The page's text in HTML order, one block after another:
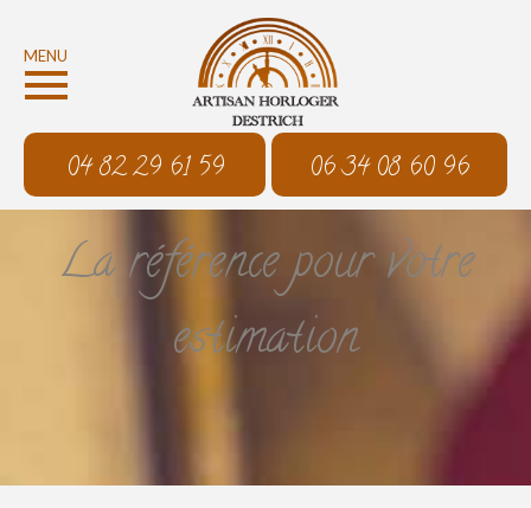
MENU
04 82 29 61 59 06 34 08 60 96
La référence pour votre
estimation